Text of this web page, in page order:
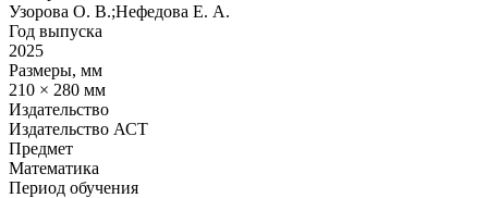
Узорова О. В.;Нефедова Е. А.
Год выпуска
2025
Размеры, мм
210 × 280 мм
Издательство
Издательство АСТ
Предмет
Математика
Период обучения